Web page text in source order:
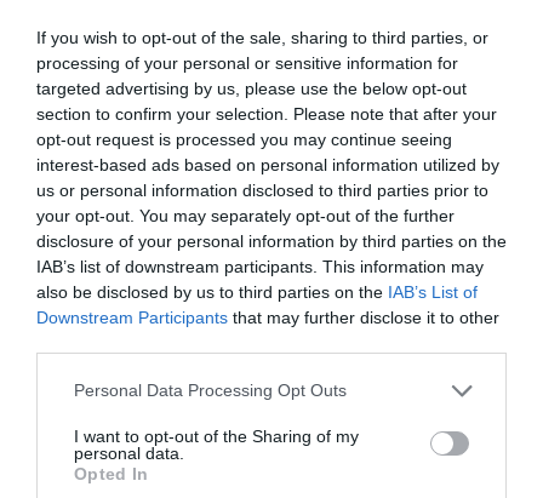
If you wish to opt-out of the sale, sharing to third parties, or
processing of your personal or sensitive information for
targeted advertising by us, please use the below opt-out
section to confirm your selection. Please note that after your
opt-out request is processed you may continue seeing
interest-based ads based on personal information utilized by
us or personal information disclosed to third parties prior to
your opt-out. You may separately opt-out of the further
disclosure of your personal information by third parties on the
IAB’s list of downstream participants. This information may
also be disclosed by us to third parties on the IAB’s List of
Downstream Participants that may further disclose it to other
Please note that this website/app uses one or more Google
not limited to your visit or usage behaviour. You may click to
grant or deny consent to Google and its third-party tags to
use your data for below specified purposes in below Google
Personal Data Processing Opt Outs
I want to opt-out of the Sharing of my
personal data.
Opted In
άλλης εποχής. Διαδρομές στη Χώρα και στην Ιστορία με
αφορμή την ιστιοδρομία της Άνδρου…
ΑΦΉΣΤΕ ΈΝΑ ΣΧΌΛΙΟ